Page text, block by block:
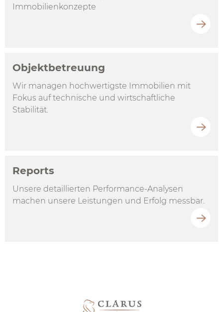
Immobilienkonzepte
Objektbetreuung
Wir managen hochwertigste Immobilien mit
Fokus auf technische und wirtschaftliche
Stabilität.
Reports
Unsere detaillierten Performance-Analysen
machen unsere Leistungen und Erfolg messbar.